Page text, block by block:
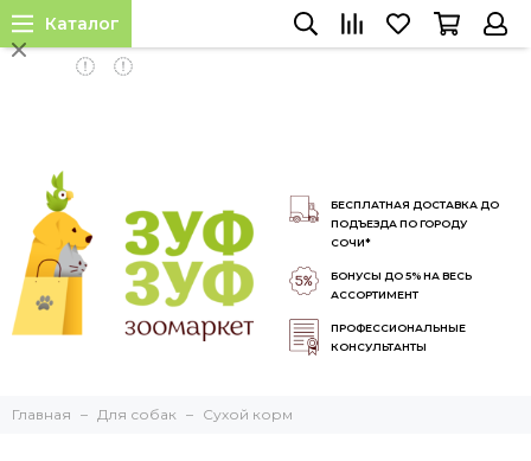
INSTALL APP
БЕСПЛАТНАЯ ДОСТАВКА ДО
ПОДЪЕЗДА ПО ГОРОДУ
СОЧИ*
БОНУСЫ ДО 5% НА ВЕСЬ
АССОРТИМЕНТ
ПРОФЕССИОНАЛЬНЫЕ
КОНСУЛЬТАНТЫ
Каталог
Главная Для собак Сухой корм